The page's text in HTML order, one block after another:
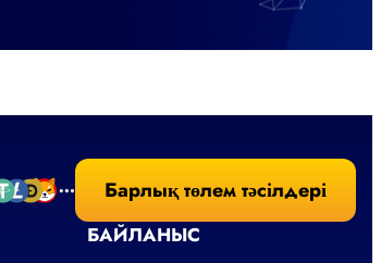
Барлық төлем тәсілдері
БАЙЛАНЫС